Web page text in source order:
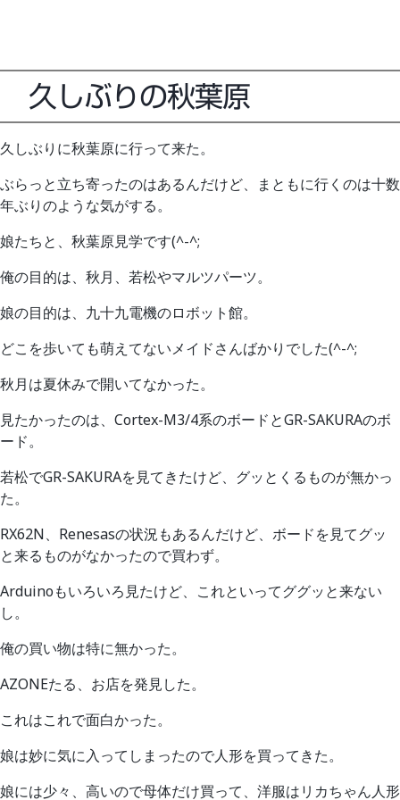
久しぶりの秋葉原
久しぶりに秋葉原に行って来た。
ぶらっと立ち寄ったのはあるんだけど、まともに行くのは十数
年ぶりのような気がする。
娘たちと、秋葉原見学です(^-^;
俺の目的は、秋月、若松やマルツパーツ。
娘の目的は、九十九電機のロボット館。
どこを歩いても萌えてないメイドさんばかりでした(^-^;
秋月は夏休みで開いてなかった。
見たかったのは、Cortex-M3/4系のボードとGR-SAKURAのボ
ード。
若松でGR-SAKURAを見てきたけど、グッとくるものが無かっ
た。
RX62N、Renesasの状況もあるんだけど、ボードを見てグッ
と来るものがなかったので買わず。
Arduinoもいろいろ見たけど、これといってググッと来ない
し。
俺の買い物は特に無かった。
AZONEたる、お店を発見した。
これはこれで面白かった。
娘は妙に気に入ってしまったので人形を買ってきた。
娘には少々、高いので母体だけ買って、洋服はリカちゃん人形